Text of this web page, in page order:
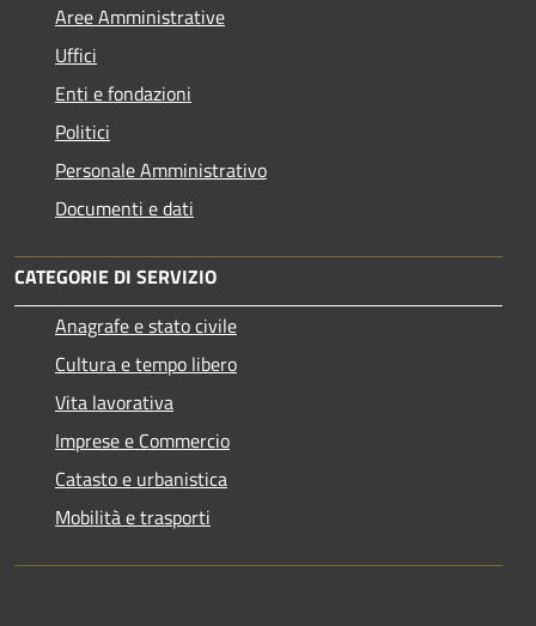
Aree Amministrative
Uffici
Enti e fondazioni
Politici
Personale Amministrativo
Documenti e dati
CATEGORIE DI SERVIZIO
Anagrafe e stato civile
Cultura e tempo libero
Vita lavorativa
Imprese e Commercio
Catasto e urbanistica
Mobilità e trasporti